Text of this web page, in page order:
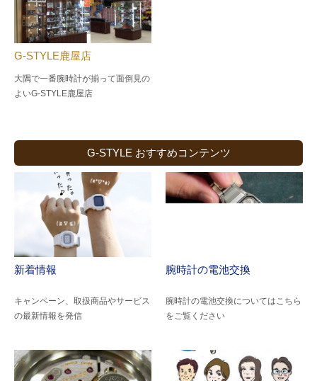
G-STYLE鹿屋店
大隅で一番腕時計が揃って面倒見の
よいG-STYLE鹿屋店
G-STYLE おすすめコンテンツ
新着情報
キャンペーン、取扱商品やサービス
の最新情報を発信
腕時計の電池交換
腕時計の電池交換についてはこちら
をご覧ください